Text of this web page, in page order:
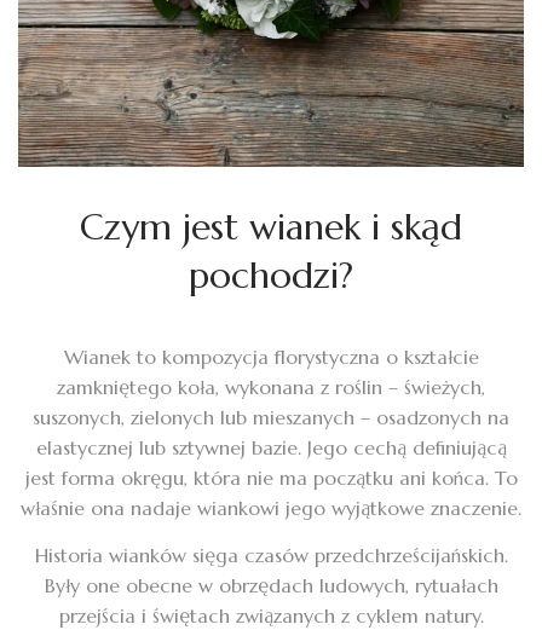
Czym jest wianek i skąd
pochodzi?
Wianek to kompozycja florystyczna o kształcie
zamkniętego koła, wykonana z roślin – świeżych,
suszonych, zielonych lub mieszanych – osadzonych na
elastycznej lub sztywnej bazie. Jego cechą definiującą
jest forma okręgu, która nie ma początku ani końca. To
właśnie ona nadaje wiankowi jego wyjątkowe znaczenie.
Historia wianków sięga czasów przedchrześcijańskich.
Były one obecne w obrzędach ludowych, rytuałach
przejścia i świętach związanych z cyklem natury.